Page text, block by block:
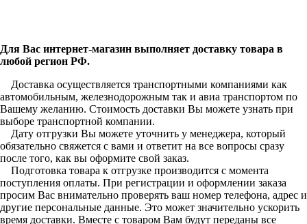
Для Вас интернет-магазин выполняет доставку товара в
любой регион РФ.
Доставка осуществляется транспортными компаниями как
автомобильным, железнодорожным так и авиа транспортом по
Вашему желанию. Стоимость доставки Вы можете узнать при
выборе транспортной компании.
Дату отгрузки Вы можете уточнить у менеджера, который
обязательно свяжется с вами и ответит на все вопросы сразу
после того, как вы оформите свой заказ.
Подготовка товара к отгрузке производится с момента
поступления оплаты. При регистрации и оформлении заказа
просим Вас внимательно проверять ваш номер телефона, адрес и
другие персональные данные. Это может значительно ускорить
время доставки. Вместе с товаром Вам будут переданы все